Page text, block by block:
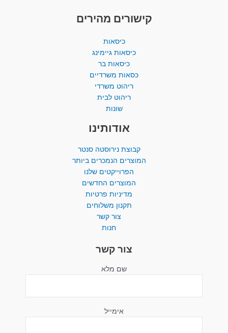
קישורים מהירים
כיסאות
כיסאות גיימינג
כיסאות בר
כסאות משרדיים
ריהוט משרדי
ריהוט לבית
שונות
אודותינו
קבוצת נירוסטה סנטר
המוצרים הנמכרים ביותר​
הפרוייקטים שלנו
המוצרים החדשים
מדיניות פרטיות
תקנון משלוחים
צור קשר
חנות
צור קשר
שם מלא
אימייל